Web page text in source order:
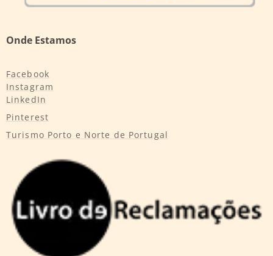
Onde Estamos
Facebook
Instagram
LinkedIn
Pinterest
Turismo Porto e Norte de Portugal